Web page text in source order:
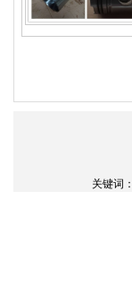
关键词：